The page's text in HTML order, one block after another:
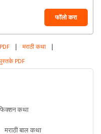
फॉलो करा
| मराठी कथा |
PDF
कथा
मराठी बाल कथा